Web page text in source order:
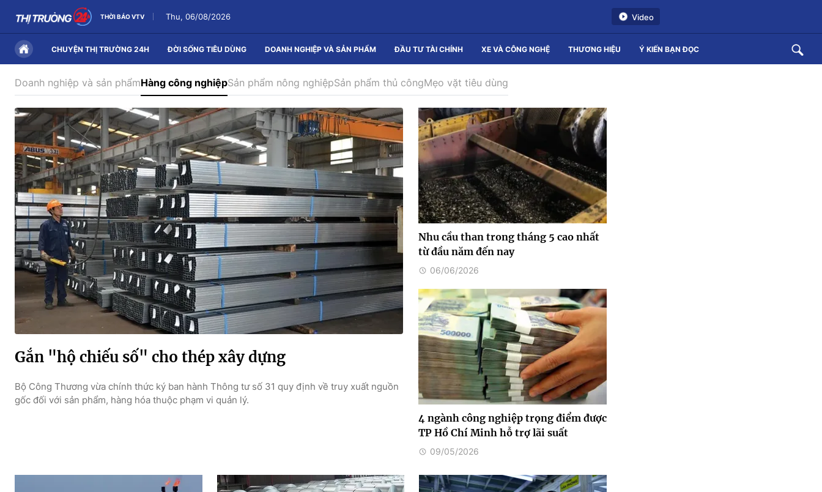
THỜI BÁO VTV Thu, 06/08/2026 Video
CHUYỆN THỊ TRƯỜNG 24H ĐỜI SỐNG TIÊU DÙNG DOANH NGHIỆP VÀ SẢN PHẨM ĐẦU TƯ TÀI CHÍNH XE VÀ CÔNG NGHỆ THƯƠNG HIỆU Ý KIẾN BẠN ĐỌC
Doanh nghiệp và sản phẩmHàng công nghiệpSản phẩm nông nghiệpSản phẩm thủ côngMẹo vặt tiêu dùng
Gắn "hộ chiếu số" cho thép xây dựng
Bộ Công Thương vừa chính thức ký ban hành Thông tư số 31 quy định về truy xuất nguồn
gốc đối với sản phẩm, hàng hóa thuộc phạm vi quản lý.
Nhu cầu than trong tháng 5 cao nhất
từ đầu năm đến nay
06/06/2026
4 ngành công nghiệp trọng điểm được
TP Hồ Chí Minh hỗ trợ lãi suất
09/05/2026